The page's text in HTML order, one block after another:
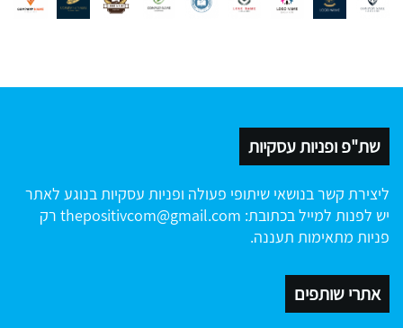
שת"פ ופניות עסקיות
ליצירת קשר בנושאי שיתופי פעולה ופניות עסקיות בנוגע לאתר
יש לפנות למייל בכתובת: thepositivcom@gmail.com רק
פניות מתאימות תעננה.
אתרי שותפים